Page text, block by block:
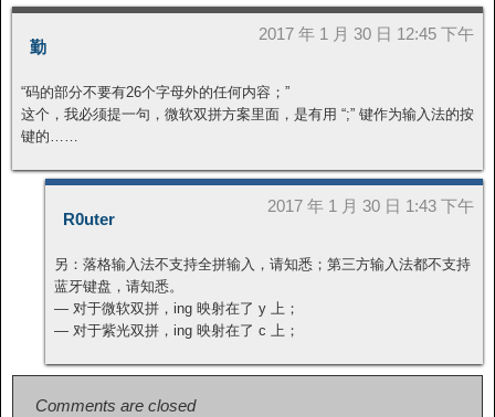
勤
2017 年 1 月 30 日 12:45 下午
“码的部分不要有26个字母外的任何内容；”
这个，我必须提一句，微软双拼方案里面，是有用 “;” 键作为输入法的按
键的……
R0uter
2017 年 1 月 30 日 1:43 下午
另：落格输入法不支持全拼输入，请知悉；第三方输入法都不支持
蓝牙键盘，请知悉。
— 对于微软双拼，ing 映射在了 y 上；
— 对于紫光双拼，ing 映射在了 c 上；
Comments are closed